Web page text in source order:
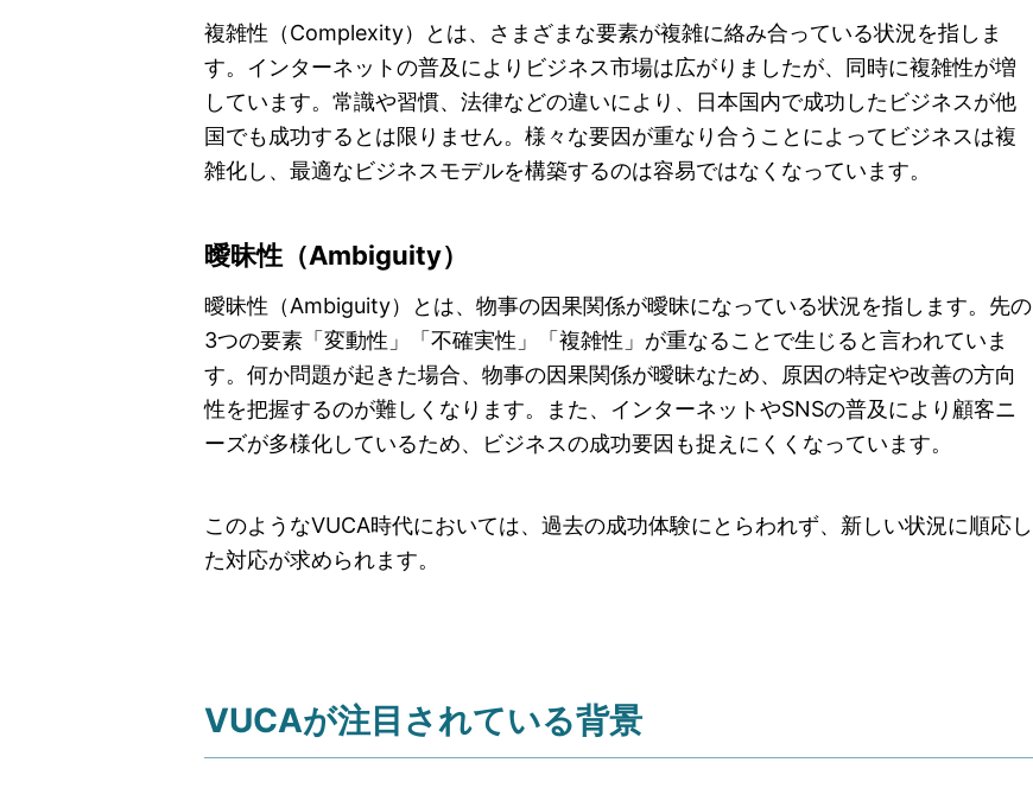
複雑性（Complexity）とは、さまざまな要素が複雑に絡み合っている状況を指しま
す。インターネットの普及によりビジネス市場は広がりましたが、同時に複雑性が増
しています。常識や習慣、法律などの違いにより、日本国内で成功したビジネスが他
国でも成功するとは限りません。様々な要因が重なり合うことによってビジネスは複
雑化し、最適なビジネスモデルを構築するのは容易ではなくなっています。
曖昧性（Ambiguity）
曖昧性（Ambiguity）とは、物事の因果関係が曖昧になっている状況を指します。先の
3つの要素「変動性」「不確実性」「複雑性」が重なることで生じると言われていま
す。何か問題が起きた場合、物事の因果関係が曖昧なため、原因の特定や改善の方向
性を把握するのが難しくなります。また、インターネットやSNSの普及により顧客ニ
ーズが多様化しているため、ビジネスの成功要因も捉えにくくなっています。
このようなVUCA時代においては、過去の成功体験にとらわれず、新しい状況に順応し
た対応が求められます。
VUCAが注目されている背景